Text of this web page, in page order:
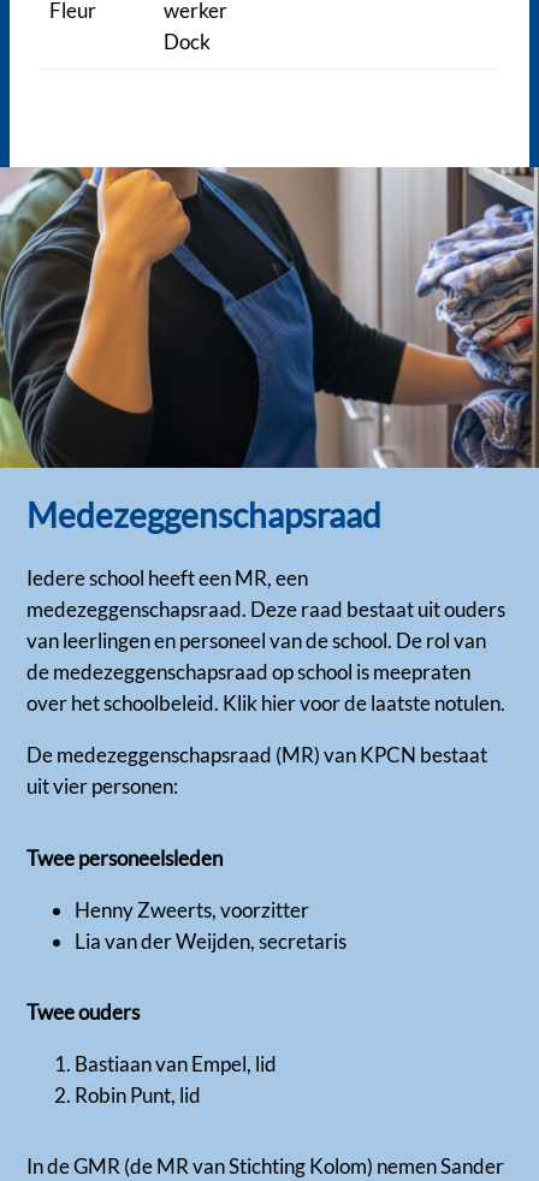
Fleur
werker
Dock
Medezeggenschapsraad
Iedere school heeft een MR, een
medezeggenschapsraad. Deze raad bestaat uit ouders
van leerlingen en personeel van de school. De rol van
de medezeggenschapsraad op school is meepraten
over het schoolbeleid. Klik hier voor de laatste notulen.
De medezeggenschapsraad (MR) van KPCN bestaat
uit vier personen:
Twee personeelsleden
Henny Zweerts, voorzitter
Lia van der Weijden, secretaris
Twee ouders
Bastiaan van Empel, lid
Robin Punt, lid
In de GMR (de MR van Stichting Kolom) nemen Sander